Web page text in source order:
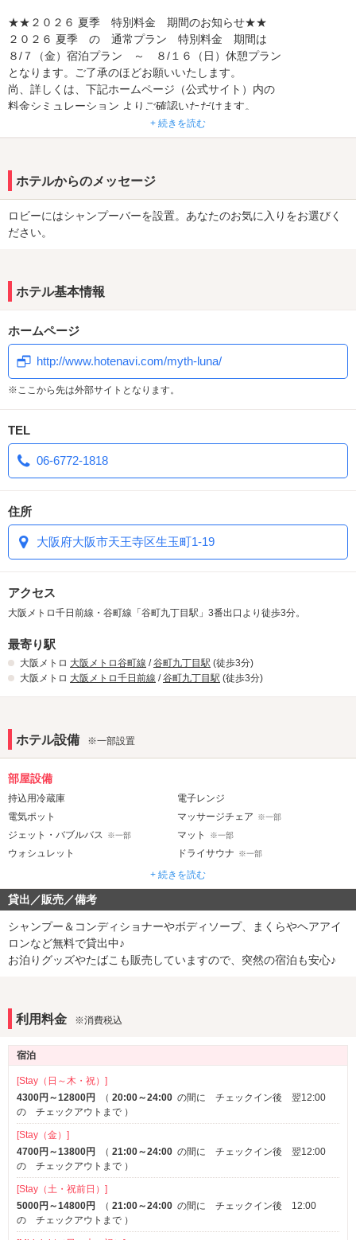
★★２０２６ 夏季 特別料金 期間のお知らせ★★
２０２６ 夏季 の 通常プラン 特別料金 期間は
８/７（金）宿泊プラン ～ ８/１６（日）休憩プラン
となります。ご了承のほどお願いいたします。
尚、詳しくは、下記ホームページ（公式サイト）内の
料金シミュレーション よりご確認いただけます。
― お客様へ大切なお知らせ（2023/10/01より）―
が、
10/1より【全てのご利用料金】に奉仕料10%を申し受けさせていた
ご理解賜りますようお願い申し上げます。
品が漂う清楚な佇まいで幅広い層から支持を受けている「MYTH
54室もあるお部屋はスタイリッシュな空間からポップな造りまで
様々！
何度訪れても新鮮な気分で過ごすことができる♪
もちろん各種アメニティや設備、サービスやイベントも満載！
+ 続きを読む
ホテルからのメッセージ
ロビーにはシャンプーバーを設置。あなたのお気に入りをお選びく
ださい。
ホテル基本情報
ホームページ
http://www.hotenavi.com/myth-luna/
※ここから先は外部サイトとなります。
TEL
06-6772-1818
住所
大阪府大阪市天王寺区生玉町1-19
アクセス
大阪メトロ千日前線・谷町線「谷町九丁目駅」3番出口より徒歩3分。
最寄り駅
大阪メトロ 大阪メトロ谷町線 /谷町九丁目駅 (徒歩3分)
大阪メトロ 大阪メトロ千日前線 /谷町九丁目駅 (徒歩3分)
ホテル設備 ※一部設置
部屋設備
持込用冷蔵庫
電子レンジ
電気ポット
マッサージチェア ※一部
ジェット・バブルバス ※一部 マット ※一部
ウォシュレット ドライサウナ ※一部
VOD
Android充電器
iPhone充電器
ブルーレイプレーヤー
電気マッサージ器
ルームサービス
+ 続きを読む
貸出／販売／備考
シャンプー＆コンディショナーやボディソープ、まくらやヘアアイ
ロンなど無料で貸出中♪
お泊りグッズやたばこも販売していますので、突然の宿泊も安心♪
利用料金 ※消費税込
宿泊
[Stay（日～木・祝）]
4300円～12800円
（ 20:00～24:00 の間に チェックイン後 翌12:00
の チェックアウトまで ）
[Stay（金）]
4700円～13800円
（ 21:00～24:00 の間に チェックイン後 翌12:00
の チェックアウトまで ）
[Stay（土・祝前日）]
5000円～14800円
（ 21:00～24:00 の間に チェックイン後 12:00
の チェックアウトまで ）